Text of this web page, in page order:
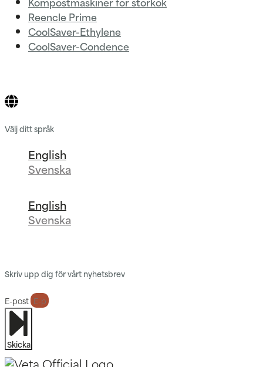
Reencle Prime
CoolSaver-Ethylene
CoolSaver-Condence
Välj ditt språk
English
Svenska
English
Svenska
Skriv upp dig för vårt nyhetsbrev
E-post
Skicka